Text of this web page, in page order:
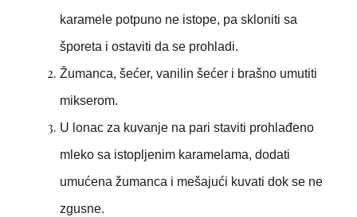
karamele potpuno ne istope, pa skloniti sa
šporeta i ostaviti da se prohladi.
Žumanca, šećer, vanilin šećer i brašno umutiti
mikserom.
U lonac za kuvanje na pari staviti prohlađeno
mleko sa istopljenim karamelama, dodati
umućena žumanca i mešajući kuvati dok se ne
zgusne.